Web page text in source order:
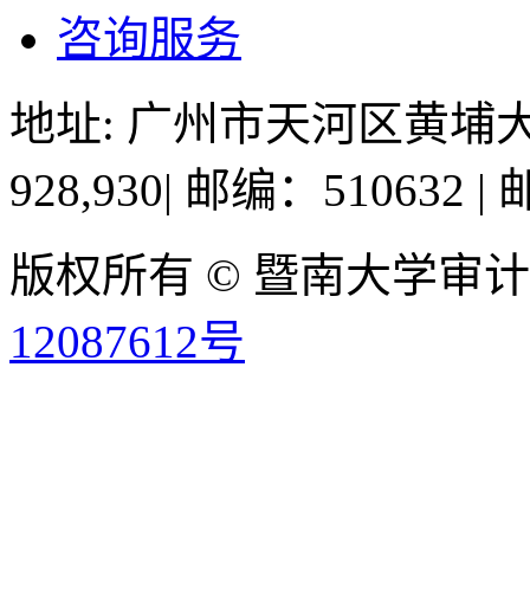
咨询服务
地址: 广州市天河区黄埔
928,930| 邮编：510632 |
版权所有 © 暨南大学审
12087612号